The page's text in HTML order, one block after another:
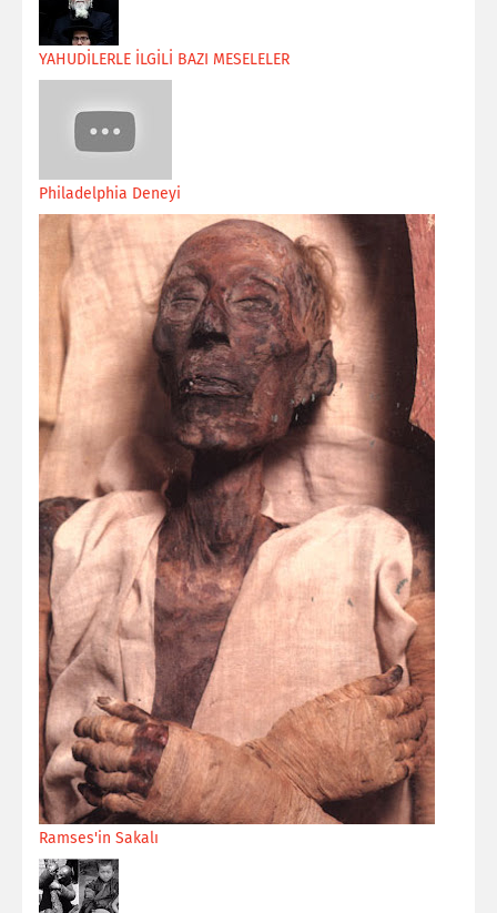
YAHUDİLERLE İLGİLİ BAZI MESELELER
Philadelphia Deneyi
Ramses'in Sakalı